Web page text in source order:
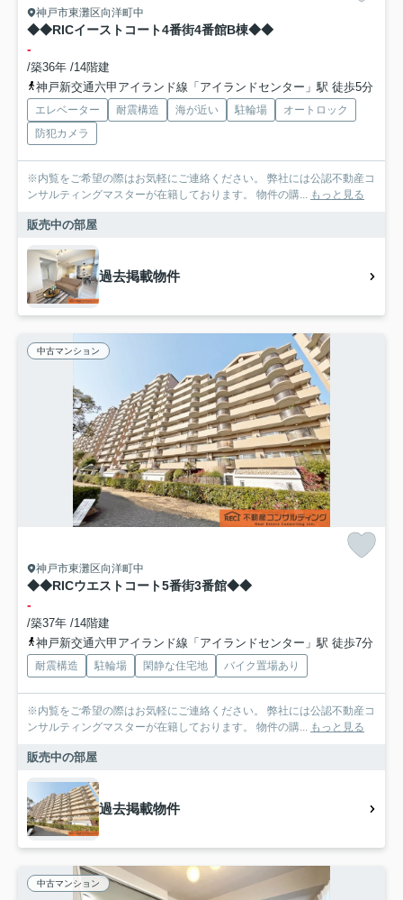
神戸市東灘区向洋町中
◆◆RICイーストコート4番街4番館B棟◆◆
-
/築36年 /14階建
神戸新交通六甲アイランド線「アイランドセンター」駅 徒歩5分
エレベーター 耐震構造 海が近い 駐輪場
オートロック
防犯カメラ
※内覧をご希望の際はお気軽にご連絡ください。 弊社には公認不動産コ
ンサルティングマスターが在籍しております。 物件の購... もっと見る
販売中の部屋
過去掲載物件
中古マンション
神戸市東灘区向洋町中
◆◆RICウエストコート5番街3番館◆◆
-
/築37年 /14階建
神戸新交通六甲アイランド線「アイランドセンター」駅 徒歩7分
耐震構造 駐輪場 閑静な住宅地 バイク置場あり
※内覧をご希望の際はお気軽にご連絡ください。 弊社には公認不動産コ
ンサルティングマスターが在籍しております。 物件の購... もっと見る
販売中の部屋
過去掲載物件
中古マンション